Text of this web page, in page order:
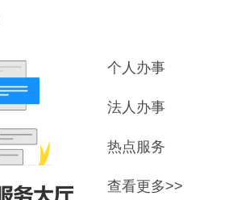
个人办事
法人办事
热点服务
查看更多>>